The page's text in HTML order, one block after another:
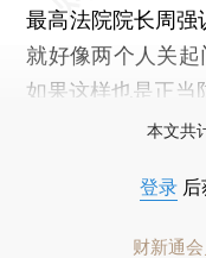
最高法院院长周强
就好像两个人关起
如果这样也是正当
本文共
登录
财新通会